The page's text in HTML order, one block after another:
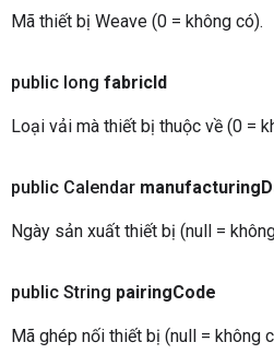
Mã thiết bị Weave (0 = không có).
public long fabricId
Loại vải mà thiết bị thuộc về (0 =
public Calendar manufacturing
Ngày sản xuất thiết bị (null =
public String pairingCode
Mã ghép nối thiết bị (null = không